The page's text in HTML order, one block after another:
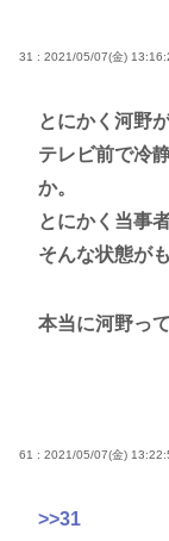
31 : 2021/05/07(金)
とにかく河野
テレビ前で冷
か。
とにかく当事
そんな状態が
本当に河野っ
61 : 2021/05/07(金)
>>31